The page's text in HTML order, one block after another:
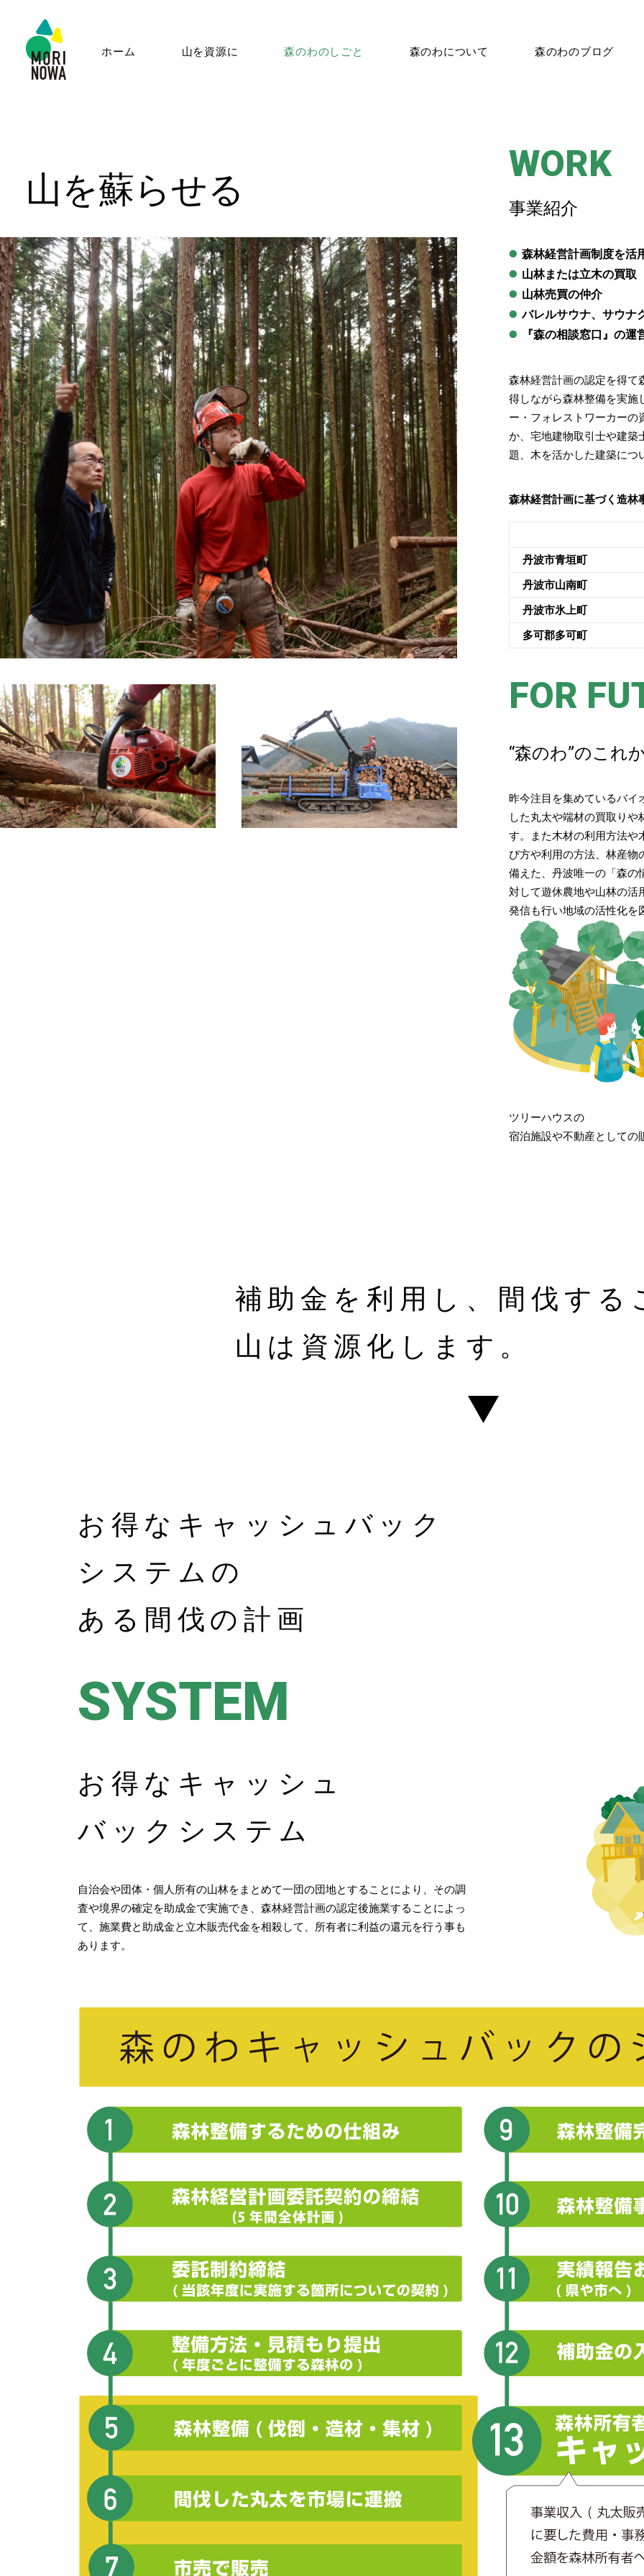
ホーム 山を資源に 森のわのしごと 森のわについて 森のわのブログ
山を蘇らせる
WORK
事業紹介
森林経営計画制度を活
山林または立木の買取
山林売買の仲介
バレルサウナ、サウナ
『森の相談窓口』の運
森林経営計画の認定を得て
得しながら森林整備を実施
ー・フォレストワーカーの
か、宅地建物取引士や建築
題、木を活かした建築につ
森林経営計画に基づく造林
丹波市⻘垣町
丹波市山南町
丹波市氷上町
多可郡多可町
FOR
“森のわ”のこれ
昨今注目を集めているバイ
した丸太や端材の買取り
す。また木材の利用方法や
び方や利用の方法、林産物
備えた、丹波唯一の「森の
対して遊休農地や山林の活
発信も行い地域の活性化を
ツリーハウスの
宿泊施設や不動産としての
補助金を利用し、間伐する
山は資源化します。
お得なキャッシュバック
システムの
ある間伐の計画
SYSTEM
お得なキャッシュ
バックシステム
自治会や団体・個人所有の山林をまとめて一団の団地とすることにより、その調
査や境界の確定を助成金で実施でき、森林経営計画の認定後施業することによっ
て、施業費と助成金と立木販売代金を相殺して、所有者に利益の還元を行う事も
あります。